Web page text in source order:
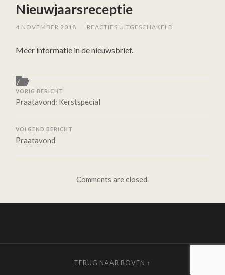
Nieuwjaarsreceptie
4 NOVEMBER 2018 REACTIES UITGESCHAKELD
Meer informatie in de nieuwsbrief.
VORIG BERICHT
Praatavond: Kerstspecial
VOLGEND BERICHT
Praatavond
Comments are closed.
TERUG NAAR BOVEN ↑